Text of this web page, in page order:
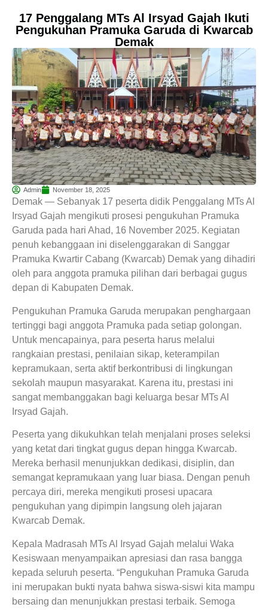
17 Penggalang MTs Al Irsyad Gajah Ikuti
Pengukuhan Pramuka Garuda di Kwarcab
Demak
Admin November 18, 2025
Demak — Sebanyak 17 peserta didik Penggalang MTs Al
Irsyad Gajah mengikuti prosesi pengukuhan Pramuka
Garuda pada hari Ahad, 16 November 2025. Kegiatan
penuh kebanggaan ini diselenggarakan di Sanggar
Pramuka Kwartir Cabang (Kwarcab) Demak yang dihadiri
oleh para anggota pramuka pilihan dari berbagai gugus
depan di Kabupaten Demak.
Pengukuhan Pramuka Garuda merupakan penghargaan
tertinggi bagi anggota Pramuka pada setiap golongan.
Untuk mencapainya, para peserta harus melalui
rangkaian prestasi, penilaian sikap, keterampilan
kepramukaan, serta aktif berkontribusi di lingkungan
sekolah maupun masyarakat. Karena itu, prestasi ini
sangat membanggakan bagi keluarga besar MTs Al
Irsyad Gajah.
Peserta yang dikukuhkan telah menjalani proses seleksi
yang ketat dari tingkat gugus depan hingga Kwarcab.
Mereka berhasil menunjukkan dedikasi, disiplin, dan
semangat kepramukaan yang luar biasa. Dengan penuh
percaya diri, mereka mengikuti prosesi upacara
pengukuhan yang dipimpin langsung oleh jajaran
Kwarcab Demak.
Kepala Madrasah MTs Al Irsyad Gajah melalui Waka
Kesiswaan menyampaikan apresiasi dan rasa bangga
kepada seluruh peserta. “Pengukuhan Pramuka Garuda
ini merupakan bukti nyata bahwa siswa-siswi kita mampu
bersaing dan menunjukkan prestasi terbaik. Semoga